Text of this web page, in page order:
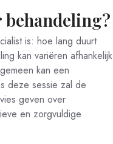
is: hoe lang duurt
kan variëren afhankelijk
kan een
deze sessie zal de
geven over
en zorgvuldige